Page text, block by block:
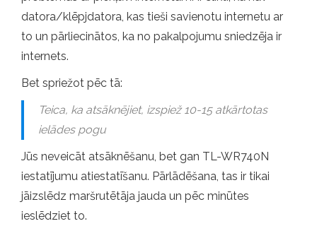
datora/klēpjdatora, kas tieši savienotu internetu ar
to un pārliecinātos, ka no pakalpojumu sniedzēja ir
internets.
Bet spriežot pēc tā:
Teica, ka atsāknējiet, izspiež 10-15 atkārtotas
ielādes pogu
Jūs neveicāt atsāknēšanu, bet gan TL-WR740N
iestatījumu atiestatīšanu. Pārlādēšana, tas ir tikai
jāizslēdz maršrutētāja jauda un pēc minūtes
ieslēdziet to.